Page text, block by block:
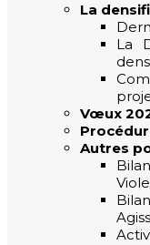
La
La
Vœux
Autres